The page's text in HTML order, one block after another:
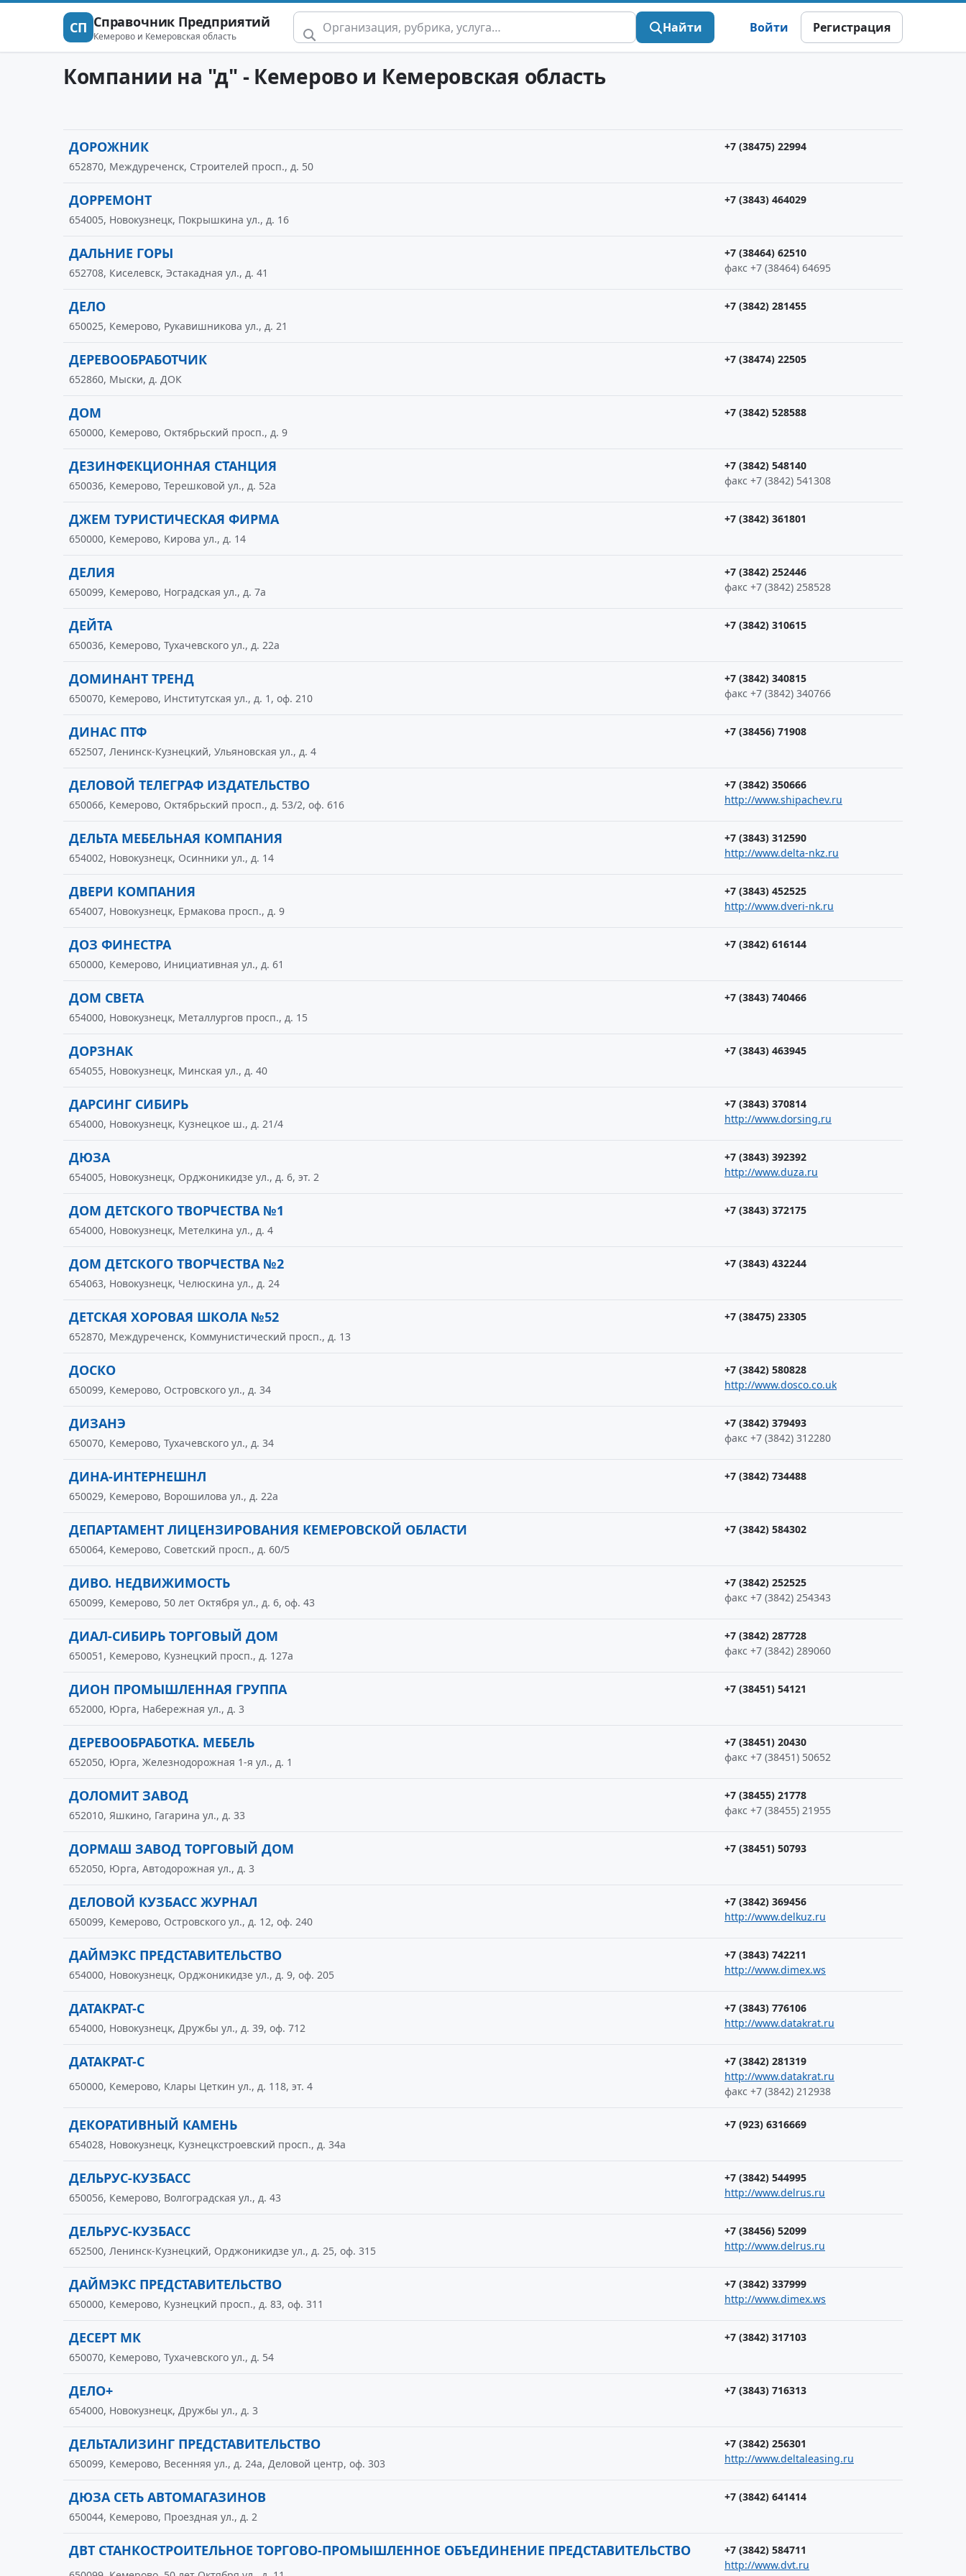
СП Справочник Предприятий
Кемерово и Кемеровская область
Найти Войти Регистрация
Компании на "д" - Кемерово и Кемеровская область
ДОРОЖНИК
+7 (38475) 22994
652870, Междуреченск, Строителей просп., д. 50
ДОРРЕМОНТ
+7 (3843) 464029
654005, Новокузнецк, Покрышкина ул., д. 16
ДАЛЬНИЕ ГОРЫ
+7 (38464) 62510
факс +7 (38464) 64695
652708, Киселевск, Эстакадная ул., д. 41
ДЕЛО
+7 (3842) 281455
650025, Кемерово, Рукавишникова ул., д. 21
ДЕРЕВООБРАБОТЧИК
+7 (38474) 22505
652860, Мыски, д. ДОК
ДОМ
+7 (3842) 528588
650000, Кемерово, Октябрьский просп., д. 9
ДЕЗИНФЕКЦИОННАЯ СТАНЦИЯ
+7 (3842) 548140
факс +7 (3842) 541308
650036, Кемерово, Терешковой ул., д. 52а
ДЖЕМ ТУРИСТИЧЕСКАЯ ФИРМА
+7 (3842) 361801
650000, Кемерово, Кирова ул., д. 14
ДЕЛИЯ
+7 (3842) 252446
факс +7 (3842) 258528
650099, Кемерово, Ноградская ул., д. 7а
ДЕЙТА
+7 (3842) 310615
650036, Кемерово, Тухачевского ул., д. 22а
ДОМИНАНТ ТРЕНД
+7 (3842) 340815
факс +7 (3842) 340766
650070, Кемерово, Институтская ул., д. 1, оф. 210
ДИНАС ПТФ
+7 (38456) 71908
652507, Ленинск-Кузнецкий, Ульяновская ул., д. 4
ДЕЛОВОЙ ТЕЛЕГРАФ ИЗДАТЕЛЬСТВО
+7 (3842) 350666
http://www.shipachev.ru
650066, Кемерово, Октябрьский просп., д. 53/2, оф. 616
ДЕЛЬТА МЕБЕЛЬНАЯ КОМПАНИЯ
+7 (3843) 312590
http://www.delta-nkz.ru
654002, Новокузнецк, Осинники ул., д. 14
ДВЕРИ КОМПАНИЯ
+7 (3843) 452525
http://www.dveri-nk.ru
654007, Новокузнецк, Ермакова просп., д. 9
ДОЗ ФИНЕСТРА
+7 (3842) 616144
650000, Кемерово, Инициативная ул., д. 61
ДОМ СВЕТА
+7 (3843) 740466
654000, Новокузнецк, Металлургов просп., д. 15
ДОРЗНАК
+7 (3843) 463945
654055, Новокузнецк, Минская ул., д. 40
ДАРСИНГ СИБИРЬ
+7 (3843) 370814
http://www.dorsing.ru
654000, Новокузнецк, Кузнецкое ш., д. 21/4
ДЮЗА
+7 (3843) 392392
http://www.duza.ru
654005, Новокузнецк, Орджоникидзе ул., д. 6, эт. 2
ДОМ ДЕТСКОГО ТВОРЧЕСТВА №1
+7 (3843) 372175
654000, Новокузнецк, Метелкина ул., д. 4
ДОМ ДЕТСКОГО ТВОРЧЕСТВА №2
+7 (3843) 432244
654063, Новокузнецк, Челюскина ул., д. 24
ДЕТСКАЯ ХОРОВАЯ ШКОЛА №52
+7 (38475) 23305
652870, Междуреченск, Коммунистический просп., д. 13
ДОСКО
+7 (3842) 580828
http://www.dosco.co.uk
650099, Кемерово, Островского ул., д. 34
ДИЗАНЭ
+7 (3842) 379493
факс +7 (3842) 312280
650070, Кемерово, Тухачевского ул., д. 34
ДИНА-ИНТЕРНЕШНЛ
+7 (3842) 734488
650029, Кемерово, Ворошилова ул., д. 22а
ДЕПАРТАМЕНТ ЛИЦЕНЗИРОВАНИЯ КЕМЕРОВСКОЙ ОБЛАСТИ
+7 (3842) 584302
650064, Кемерово, Советский просп., д. 60/5
ДИВО. НЕДВИЖИМОСТЬ
+7 (3842) 252525
факс +7 (3842) 254343
650099, Кемерово, 50 лет Октября ул., д. 6, оф. 43
ДИАЛ-СИБИРЬ ТОРГОВЫЙ ДОМ
+7 (3842) 287728
факс +7 (3842) 289060
650051, Кемерово, Кузнецкий просп., д. 127а
ДИОН ПРОМЫШЛЕННАЯ ГРУППА
+7 (38451) 54121
652000, Юрга, Набережная ул., д. 3
ДЕРЕВООБРАБОТКА. МЕБЕЛЬ
+7 (38451) 20430
факс +7 (38451) 50652
652050, Юрга, Железнодорожная 1-я ул., д. 1
ДОЛОМИТ ЗАВОД
+7 (38455) 21778
факс +7 (38455) 21955
652010, Яшкино, Гагарина ул., д. 33
ДОРМАШ ЗАВОД ТОРГОВЫЙ ДОМ
+7 (38451) 50793
652050, Юрга, Автодорожная ул., д. 3
ДЕЛОВОЙ КУЗБАСС ЖУРНАЛ
+7 (3842) 369456
http://www.delkuz.ru
650099, Кемерово, Островского ул., д. 12, оф. 240
ДАЙМЭКС ПРЕДСТАВИТЕЛЬСТВО
+7 (3843) 742211
http://www.dimex.ws
654000, Новокузнецк, Орджоникидзе ул., д. 9, оф. 205
ДАТАКРАТ-С
+7 (3843) 776106
http://www.datakrat.ru
654000, Новокузнецк, Дружбы ул., д. 39, оф. 712
ДАТАКРАТ-С
+7 (3842) 281319
http://www.datakrat.ru
факс +7 (3842) 212938
650000, Кемерово, Клары Цеткин ул., д. 118, эт. 4
ДЕКОРАТИВНЫЙ КАМЕНЬ
+7 (923) 6316669
654028, Новокузнецк, Кузнецкстроевский просп., д. 34а
ДЕЛЬРУС-КУЗБАСС
+7 (3842) 544995
http://www.delrus.ru
650056, Кемерово, Волгоградская ул., д. 43
ДЕЛЬРУС-КУЗБАСС
+7 (38456) 52099
http://www.delrus.ru
652500, Ленинск-Кузнецкий, Орджоникидзе ул., д. 25, оф. 315
ДАЙМЭКС ПРЕДСТАВИТЕЛЬСТВО
+7 (3842) 337999
http://www.dimex.ws
650000, Кемерово, Кузнецкий просп., д. 83, оф. 311
ДЕСЕРТ МК
+7 (3842) 317103
650070, Кемерово, Тухачевского ул., д. 54
ДЕЛО+
+7 (3843) 716313
654000, Новокузнецк, Дружбы ул., д. 3
ДЕЛЬТАЛИЗИНГ ПРЕДСТАВИТЕЛЬСТВО
+7 (3842) 256301
http://www.deltaleasing.ru
650099, Кемерово, Весенняя ул., д. 24а, Деловой центр, оф. 303
ДЮЗА СЕТЬ АВТОМАГАЗИНОВ
+7 (3842) 641414
650044, Кемерово, Проездная ул., д. 2
ДВТ СТАНКОСТРОИТЕЛЬНОЕ ТОРГОВО-ПРОМЫШЛЕННОЕ ОБЪЕДИНЕНИЕ ПРЕДСТАВИТЕЛЬСТВО
+7 (3842) 584711
http://www.dvt.ru